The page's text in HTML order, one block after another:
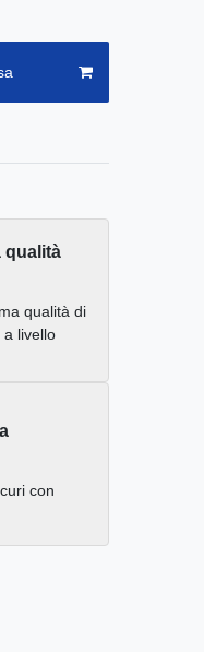
qualità
qualità di
a livello
con